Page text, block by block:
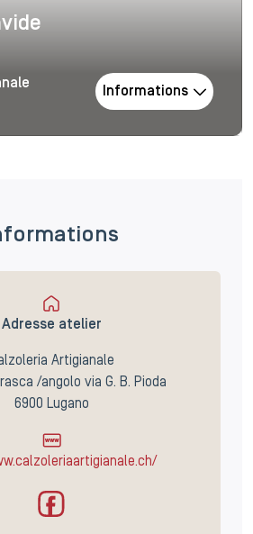
Informations
Adresse atelier
Artigianale
/angolo via G. B. Pioda
6900 Lugano